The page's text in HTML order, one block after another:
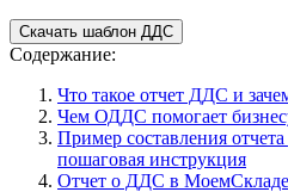
Скачать шаблон ДДС
Содержание:
Что такое отчет ДДС и
Чем ОДДС помогает
Пример составления
пошаговая инструкция
Отчет о ДДС в МоемСкладе